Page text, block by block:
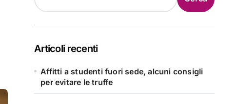
Articoli recenti
Affitti a studenti fuori sede, alcuni consigli
per evitare le truffe